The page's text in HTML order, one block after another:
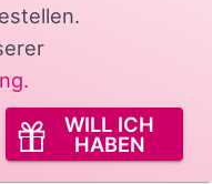
.
WILL ICH
HABEN